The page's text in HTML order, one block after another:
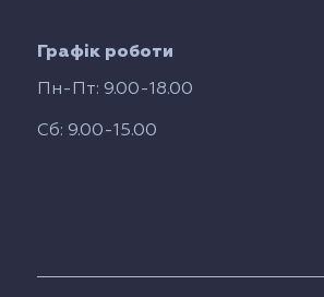
Графік роботи
Пн-Пт: 9.00-18.00
Сб: 9.00-15.00